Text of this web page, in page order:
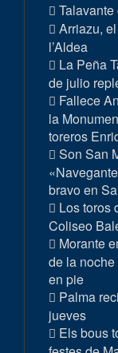
Arriazu,
l’Aldea
La Peña
de julio
Fallece
la
toreros
Son San
bravo en
Los toros
Coliseo
Morante
de la
en pie
Palma
jueves
Els bous